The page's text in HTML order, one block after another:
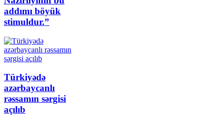
addımı böyük
stimuldur.”
Türkiyədə
azərbaycanlı
rəssamın sərgisi
açılıb